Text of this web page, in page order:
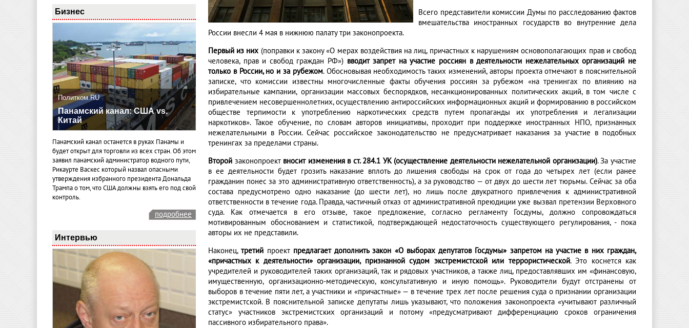
Бизнес
Политком.RU
Панамский канал: США vs.
Китай
Панамский канал останется в руках Панамы и
будет открыт для торговли из всех стран. Об этом
заявил панамский администратор водного пути,
Рикаурте Васкес который назвал опасными
утверждения избранного президента Дональда
Трампа о том, что США должны взять его под свой
контроль.
подробнее
Интервью
Всего представители комиссии Думы по расследованию фактов
вмешательства иностранных государств во внутренние дела
России внесли 4 мая в нижнюю палату три законопроекта.
Первый из них (поправки к закону «О мерах воздействия на лиц, причастных к нарушениям основополагающих прав и свобод
человека, прав и свобод граждан РФ») вводит запрет на участие россиян в деятельности нежелательных организаций не
только в России, но и за рубежом. Обосновывая необходимость таких изменений, авторы проекта отмечают в пояснительной
записке, что комиссии известны многочисленные факты обучения россиян за рубежом «на тренингах по влиянию на
избирательные кампании, организации массовых беспорядков, несанкционированных политических акций, в том числе с
привлечением несовершеннолетних, осуществлению антироссийских информационных акций и формированию в российском
обществе терпимости к употреблению наркотических средств путем пропаганды их употребления и легализации
наркотиков». Такое обучение, по словам авторов инициативы, проходит при поддержке иностранных НПО, признанных
нежелательными в России. Сейчас российское законодательство не предусматривает наказания за участие в подобных
тренингах за пределами страны.
Второй законопроект вносит изменения в ст. 284.1 УК (осуществление деятельности нежелательной организации). За участие
в ее деятельности будет грозить наказание вплоть до лишения свободы на срок от года до четырех лет (если ранее
гражданин понес за это административную ответственность), а за руководство — от двух до шести лет тюрьмы. Сейчас за оба
состава предусмотрено одно наказание (до шести лет), но лишь после двукратного привлечения к административной
ответственности в течение года. Правда, частичный отказ от административной преюдиции уже вызвал претензии Верховного
суда. Как отмечается в его отзыве, такое предложение, согласно регламенту Госдумы, должно сопровождаться
мотивированным обоснованием и статистикой, подтверждающей недостаточность существующего регулирования, - пока
авторы их не представили.
Наконец,третий проект предлагает дополнить закон «О выборах депутатов Госдумы» запретом на участие в них граждан,
«причастных к деятельности» организации, признанной судом экстремистской или террористической. Это коснется как
учредителей и руководителей таких организаций, так и рядовых участников, а также лиц, предоставлявших им «финансовую,
имущественную, организационно-методическую, консультативную и иную помощь». Руководители будут отстранены от
выборов в течение пяти лет, а участники и «причастные» — в течение трех лет после решения суда о признании организации
экстремистской. В пояснительной записке депутаты лишь указывают, что положения законопроекта «учитывают различный
статус» участников экстремистских организаций и потому «предусматривают дифференциацию сроков ограничения
пассивного избирательного права».